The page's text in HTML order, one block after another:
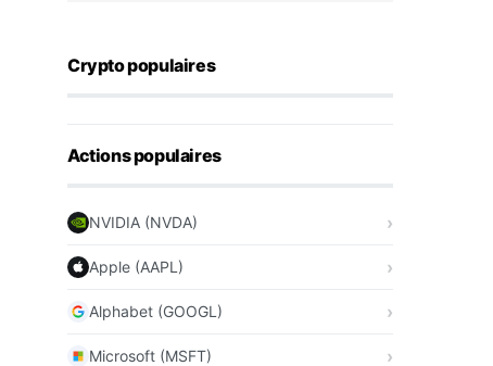
Crypto populaires
Actions populaires
NVIDIA (NVDA)
Apple (AAPL)
Alphabet (GOOGL)
Microsoft (MSFT)